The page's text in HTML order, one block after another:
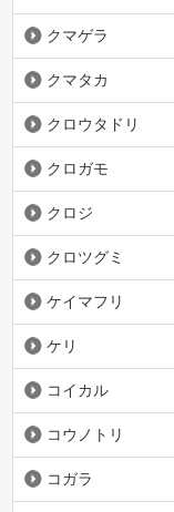
クマゲラ
クマタカ
クロウタドリ
クロガモ
クロジ
クロツグミ
ケイマフリ
ケリ
コイカル
コウノトリ
コガラ